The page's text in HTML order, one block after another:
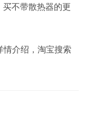
不带散热器的更
情介绍，淘宝搜索